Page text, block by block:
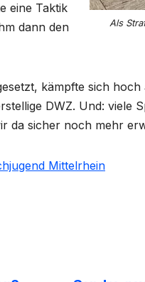
Als
eine Taktik
dann den
kämpfte sich
DWZ. Und: viele
da sicher noch mehr
Mittelrhein